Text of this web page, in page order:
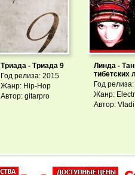
Триада - Триада 9
Год релиза: 2015
Жанр: Hip-Hop
Автор: gitarpro
Линда -
тибетских
Год
Жанр:
Автор: